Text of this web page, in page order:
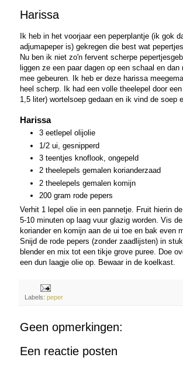
Harissa
Ik heb in het voorjaar een peperplantje (ik gok
adjumapeper is) gekregen die best wat
Nu ben ik niet zo'n fervent scherpe
liggen ze een paar dagen op een schaal en
mee gebeuren. Ik heb er deze harissa
heel scherp. Ik had een volle theelepel door
1,5 liter) wortelsoep gedaan en ik vind de soep
Harissa
3 eetlepel olijolie
1/2 ui, gesnipperd
3 teentjes knoflook, ongepeld
2 theelepels gemalen korianderzaad
2 theelepels gemalen komijn
200 gram rode pepers
Verhit 1 lepel olie in een pannetje. Fruit hierin
5-10 minuten op laag vuur glazig worden. Vis
koriander en komijn aan de ui toe en bak even
Snijd de rode pepers (zonder zaadlijsten) in
blender en mix tot een tikje grove puree. Doe
een dun laagje olie op. Bewaar in de koelkast.
Labels: peper
Geen opmerkingen:
Een reactie posten